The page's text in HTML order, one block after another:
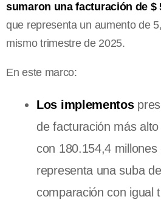
sumaron una facturación de $
que representa un aumento de
mismo trimestre de 2025.
En este marco:
Los implementos
de facturación más
con 180.154,4
representa una suba
comparación con igual